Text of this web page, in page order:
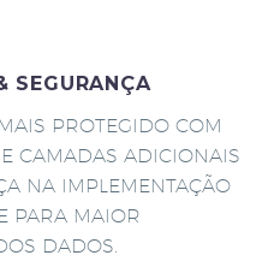
SEGURANÇA
PROTEGIDO COM
CAMADAS ADICIONAIS
NA IMPLEMENTAÇÃO
PARA MAIOR
DADOS.